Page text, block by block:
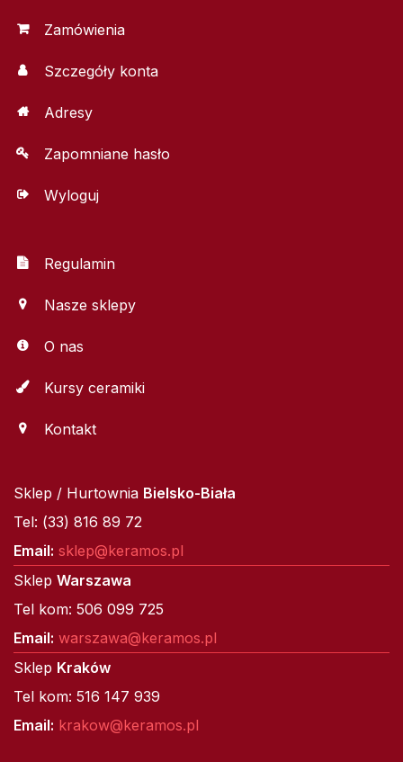
Zamówienia
Szczegóły konta
Adresy
Zapomniane hasło
Wyloguj
Regulamin
Nasze sklepy
O nas
Kursy ceramiki
Kontakt
Sklep / Hurtownia Bielsko-Biała
Tel: (33) 816 89 72
Email: sklep@keramos.pl
Sklep Warszawa
Tel kom: 506 099 725
Email: warszawa@keramos.pl
Sklep Kraków
Tel kom: 516 147 939
Email: krakow@keramos.pl